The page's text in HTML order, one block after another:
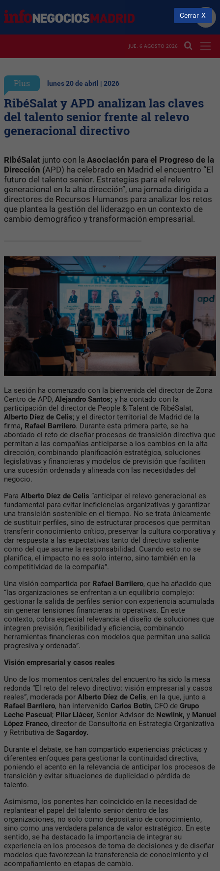
JUE. 6 AGOSTO 2026
Plus lunes 20 de abril | 2026
RibéSalat y APD analizan las claves
del talento senior frente al relevo
generacional directivo
RibéSalat junto con la Asociación para el Progreso de la
Dirección (APD) ha celebrado en Madrid el encuentro “El
futuro del talento senior. Estrategias para el relevo
generacional en la alta dirección”, una jornada dirigida a
directores de Recursos Humanos para analizar los retos
que plantea la gestión del liderazgo en un contexto de
cambio demográfico y transformación empresarial.
La sesión ha comenzado con la bienvenida del director de Zona
Centro de APD, Alejandro Santos; y ha contado con la
participación del director de People & Talent de RibéSalat,
Alberto Díez de Celis; y el director territorial de Madrid de la
firma, Rafael Barrilero. Durante esta primera parte, se ha
abordado el reto de diseñar procesos de transición directiva que
permitan a las compañías anticiparse a los cambios en la alta
dirección, combinando planificación estratégica, soluciones
legislativas y financieras y modelos de previsión que faciliten
una sucesión ordenada y alineada con las necesidades del
negocio.
Para Alberto Díez de Celis “anticipar el relevo generacional es
fundamental para evitar ineficiencias organizativas y garantizar
una transición sostenible en el tiempo. No se trata únicamente
de sustituir perfiles, sino de estructurar procesos que permitan
transferir conocimiento crítico, preservar la cultura corporativa y
dar respuesta a las expectativas tanto del directivo saliente
como del que asume la responsabilidad. Cuando esto no se
planifica, el impacto no es solo interno, sino también en la
competitividad de la compañía”.
Una visión compartida por Rafael Barrilero, que ha añadido que
“las organizaciones se enfrentan a un equilibrio complejo:
gestionar la salida de perfiles senior con experiencia acumulada
sin generar tensiones financieras ni operativas. En este
contexto, cobra especial relevancia el diseño de soluciones que
integren previsión, flexibilidad y eficiencia, combinando
herramientas financieras con modelos que permitan una salida
progresiva y ordenada”.
Visión empresarial y casos reales
Uno de los momentos centrales del encuentro ha sido la mesa
redonda “El reto del relevo directivo: visión empresarial y casos
reales”, moderada por Alberto Díez de Celis, en la que, junto a
Rafael Barrilero, han intervenido Carlos Botín, CFO de Grupo
Leche Pascual; Pilar Llácer, Senior Advisor de Newlink, y Manuel
López Franco, director de Consultoría en Estrategia Organizativa
y Retributiva de Sagardoy.
Durante el debate, se han compartido experiencias prácticas y
diferentes enfoques para gestionar la continuidad directiva,
poniendo el acento en la relevancia de anticipar los procesos de
transición y evitar situaciones de duplicidad o pérdida de
talento.
Asimismo, los ponentes han coincidido en la necesidad de
replantear el papel del talento senior dentro de las
organizaciones, no solo como depositario de conocimiento,
sino como una verdadera palanca de valor estratégico. En este
sentido, se ha destacado la importancia de integrar su
experiencia en los procesos de toma de decisiones y de diseñar
modelos que favorezcan la transferencia de conocimiento y el
acompañamiento en etapas de cambio.
Cerrar